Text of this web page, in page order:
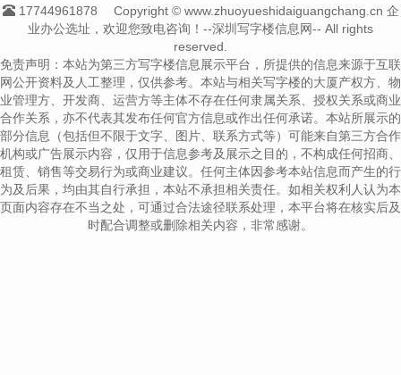
17744961878
Copyright © www.zhuoyueshidaiguangchang.cn 企
业办公选址，欢迎您致电咨询！--深圳写字楼信息网-- All rights
reserved.
免责声明：本站为第三方写字楼信息展示平台，所提供的信息来源于互联
网公开资料及人工整理，仅供参考。本站与相关写字楼的大厦产权方、物
业管理方、开发商、运营方等主体不存在任何隶属关系、授权关系或商业
合作关系，亦不代表其发布任何官方信息或作出任何承诺。本站所展示的
部分信息（包括但不限于文字、图片、联系方式等）可能来自第三方合作
机构或广告展示内容，仅用于信息参考及展示之目的，不构成任何招商、
租赁、销售等交易行为或商业建议。任何主体因参考本站信息而产生的行
为及后果，均由其自行承担，本站不承担相关责任。如相关权利人认为本
页面内容存在不当之处，可通过合法途径联系处理，本平台将在核实后及
时配合调整或删除相关内容，非常感谢。